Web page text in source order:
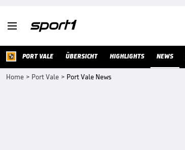

PORT VALE ÜBERSICHT HIGHLIGHTS NEWS
Home > Port Vale > Port Vale News